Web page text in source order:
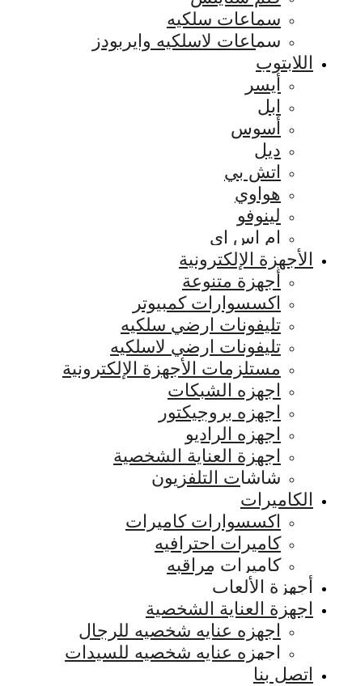
سماعات سلكيه
سماعات لاسلكيه وايربودز
اللابتوب
أيسر
ابل
أسوس
ديل
اتش بي
هواوي
لينوفو
ام اس اي
الأجهزة الإلكترونية
أجهزة متنوعة
اكسسوارات كمبيوتر
تليفونات ارضي سلكيه
تليفونات ارضي لاسلكيه
مستلزمات الأجهزة الإلكترونية
اجهزه الشبكات
اجهزه بروجيكتور
اجهزه الراديو
اجهزة العناية الشخصية
شاشات التلفزيون
الكاميرات
اكسسوارات كاميرات
كاميرات احترافيه
كاميرات مراقبه
أجهزة الألعاب
اجهزة العناية الشخصية
اجهزه عنايه شخصيه للرجال
اجهزه عنايه شخصيه للسيدات
اتصل بنا